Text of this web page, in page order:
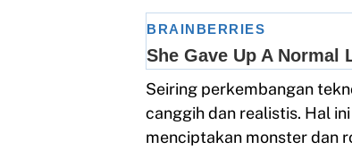
Seiring perkembangan
canggih dan realistis. Hal
menciptakan monster dan